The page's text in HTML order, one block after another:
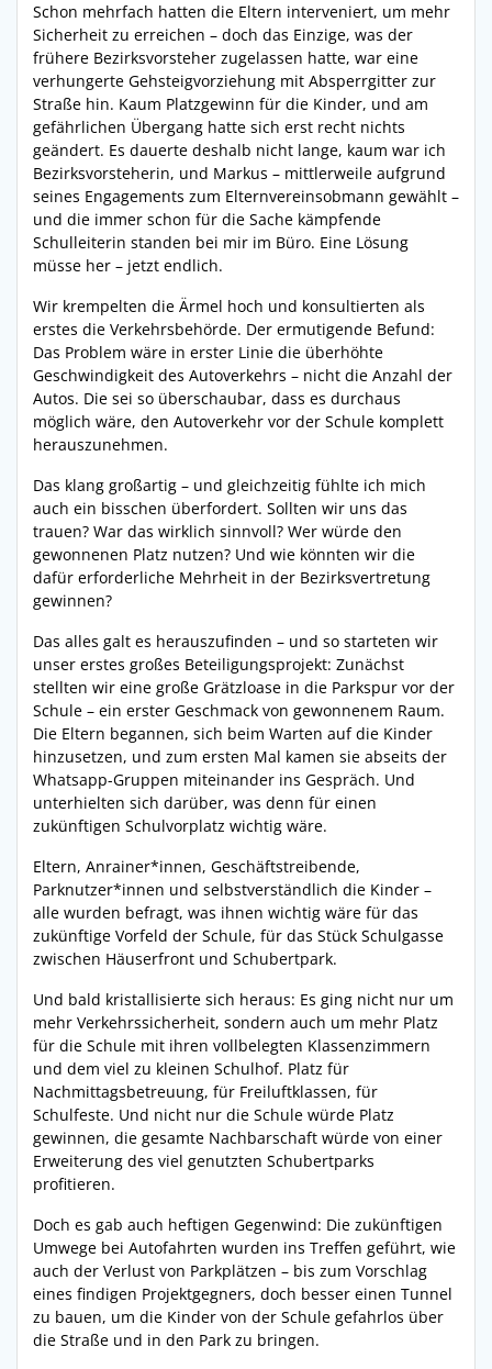
Schon mehrfach hatten die Eltern interveniert, um mehr
Sicherheit zu erreichen – doch das Einzige, was der
frühere Bezirksvorsteher zugelassen hatte, war eine
verhungerte Gehsteigvorziehung mit Absperrgitter zur
Straße hin. Kaum Platzgewinn für die Kinder, und am
gefährlichen Übergang hatte sich erst recht nichts
geändert. Es dauerte deshalb nicht lange, kaum war ich
Bezirksvorsteherin, und Markus – mittlerweile aufgrund
seines Engagements zum Elternvereinsobmann gewählt –
und die immer schon für die Sache kämpfende
Schulleiterin standen bei mir im Büro. Eine Lösung
müsse her – jetzt endlich.
Wir krempelten die Ärmel hoch und konsultierten als
erstes die Verkehrsbehörde. Der ermutigende Befund:
Das Problem wäre in erster Linie die überhöhte
Geschwindigkeit des Autoverkehrs – nicht die Anzahl der
Autos. Die sei so überschaubar, dass es durchaus
möglich wäre, den Autoverkehr vor der Schule komplett
herauszunehmen.
Das klang großartig – und gleichzeitig fühlte ich mich
auch ein bisschen überfordert. Sollten wir uns das
trauen? War das wirklich sinnvoll? Wer würde den
gewonnenen Platz nutzen? Und wie könnten wir die
dafür erforderliche Mehrheit in der Bezirksvertretung
gewinnen?
Das alles galt es herauszufinden – und so starteten wir
unser erstes großes Beteiligungsprojekt: Zunächst
stellten wir eine große Grätzloase in die Parkspur vor der
Schule – ein erster Geschmack von gewonnenem Raum.
Die Eltern begannen, sich beim Warten auf die Kinder
hinzusetzen, und zum ersten Mal kamen sie abseits der
Whatsapp-Gruppen miteinander ins Gespräch. Und
unterhielten sich darüber, was denn für einen
zukünftigen Schulvorplatz wichtig wäre.
Eltern, Anrainer*innen, Geschäftstreibende,
Parknutzer*innen und selbstverständlich die Kinder –
alle wurden befragt, was ihnen wichtig wäre für das
zukünftige Vorfeld der Schule, für das Stück Schulgasse
zwischen Häuserfront und Schubertpark.
Und bald kristallisierte sich heraus: Es ging nicht nur um
mehr Verkehrssicherheit, sondern auch um mehr Platz
für die Schule mit ihren vollbelegten Klassenzimmern
und dem viel zu kleinen Schulhof. Platz für
Nachmittagsbetreuung, für Freiluftklassen, für
Schulfeste. Und nicht nur die Schule würde Platz
gewinnen, die gesamte Nachbarschaft würde von einer
Erweiterung des viel genutzten Schubertparks
profitieren.
Doch es gab auch heftigen Gegenwind: Die zukünftigen
Umwege bei Autofahrten wurden ins Treffen geführt, wie
auch der Verlust von Parkplätzen – bis zum Vorschlag
eines findigen Projektgegners, doch besser einen Tunnel
zu bauen, um die Kinder von der Schule gefahrlos über
die Straße und in den Park zu bringen.